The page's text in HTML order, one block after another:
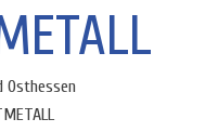
Osthessen